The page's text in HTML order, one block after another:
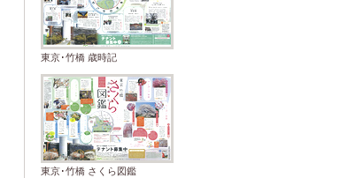
東京･竹橋 歳時記
東京･竹橋 さくら図鑑